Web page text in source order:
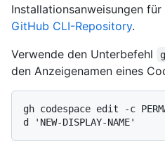
Installationsanweisungen
GitHub CLI-Repository.
Verwende den Unterbefehl
den Anzeigenamen eines
gh codespace edit -c